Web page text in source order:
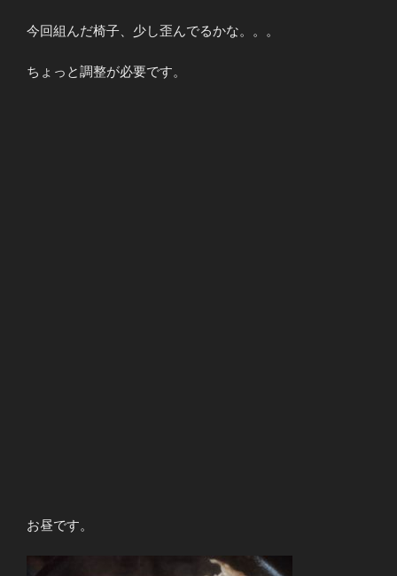
今回組んだ椅子、少し歪んでるかな。。。
ちょっと調整が必要です。
お昼です。